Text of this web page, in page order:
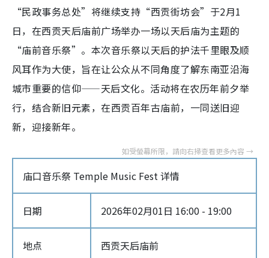
“民政事务总处”将继续支持“西贡街坊会”于2月1
日，在西贡天后庙前广场举办一场以天后庙为主题的
“庙前音乐祭”。本次音乐祭以天后的护法千里眼及顺
风耳作为大使，旨在让公众从不同角度了解东南亚沿海
城市重要的信仰——天后文化。活动将在农历年前夕举
行，结合新旧元素，在西贡百年古庙前，一同送旧迎
新，迎接新年。
庙口音乐祭 Temple Music Fest 详情
日期 2026年02月01日 16:00 - 19:00
地点 西贡天后庙前